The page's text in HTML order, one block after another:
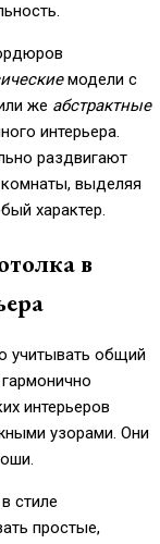
модели с
же абстрактные
интерьера.
раздвигают
выделяя
характер.
в
учитывать общий
интерьеров
узорами. Они
стиле
простые,